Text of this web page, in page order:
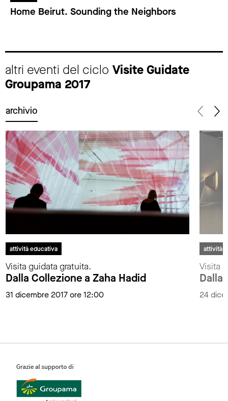
Home Beirut. Sounding the Neighbors
altri eventi del ciclo Visite Guidate
Groupama 2017
archivio
attività educativa
Visita guidata gratuita.
Dalla Collezione a Zaha Hadid
31 dicembre 2017 ore 12:00
attività
Visita
Dalla
24